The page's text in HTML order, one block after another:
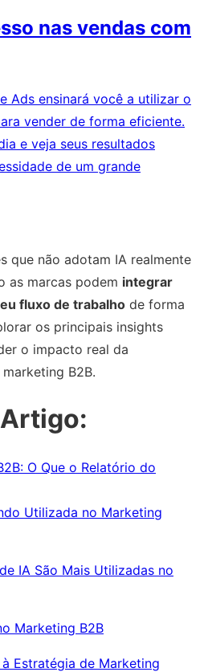
nas vendas com
Ads ensinará você a utilizar o
vender de forma eficiente.
e veja seus resultados
de um grande
que não adotam IA realmente
as marcas podem integrar
fluxo de trabalho de forma
os principais insights
o impacto real da
B2B.
O Que o Relatório do
Utilizada no Marketing
IA São Mais Utilizadas no
Marketing B2B
Estratégia de Marketing